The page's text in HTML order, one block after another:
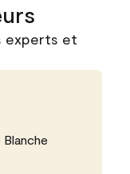
experts et
Blanche